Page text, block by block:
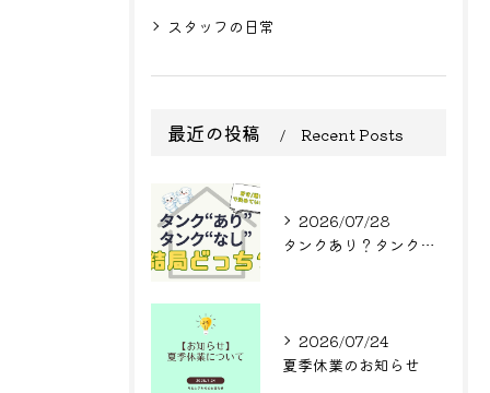
スタッフの日常
最近の投稿 Recent Posts
2026/07/28
タンクあり？タンクなし？結局どっち？
2026/07/24
夏季休業のお知らせ